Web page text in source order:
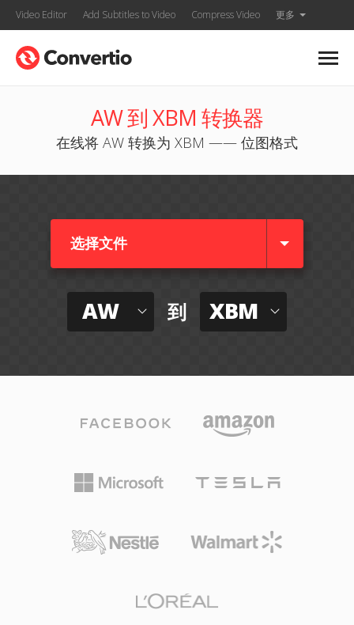
Video Editor Add Subtitles to Video Compress Video 更多
AW 到 XBM 转换器
在线将 AW 转换为 XBM —— 位图格式
选择文件
AW 到 XBM